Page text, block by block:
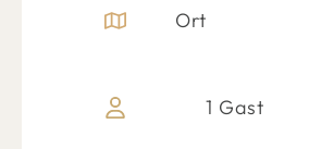
Ort
1 Gast